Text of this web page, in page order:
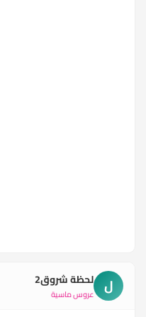
ل لحظة شروق2
عروس ماسية